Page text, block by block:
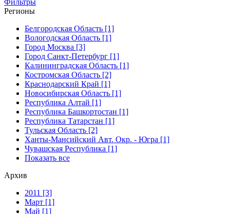
Фильтры
Регионы
Белгородская Область [1]
Вологодская Область [1]
Город Москва [3]
Город Санкт-Петербург [1]
Калининградская Область [1]
Костромская Область [2]
Краснодарский Край [1]
Новосибирская Область [1]
Республика Алтай [1]
Республика Башкортостан [1]
Республика Татарстан [1]
Тульская Область [2]
Ханты-Мансийский Авт. Окр. - Югра [1]
Чувашская Республика [1]
Показать все
Архив
2011 [3]
Март [1]
Май [1]